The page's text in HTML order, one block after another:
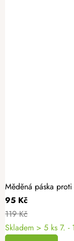
Měděná páska proti
95 Kč
119 Kč
Skladem > 5 ks 7. -